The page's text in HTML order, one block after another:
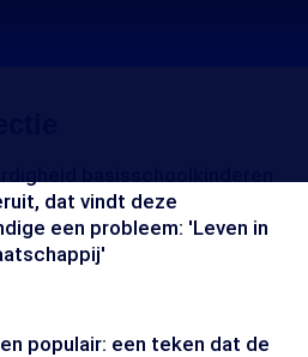
dat vindt deze
een probleem: 'Leven in
populair: een teken dat de